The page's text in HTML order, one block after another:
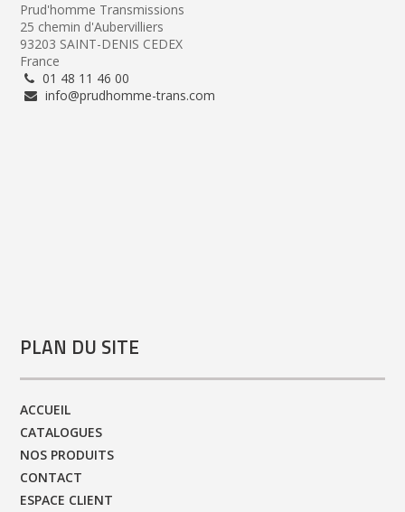
Prud'homme Transmissions
25 chemin d'Aubervilliers
93203 SAINT-DENIS CEDEX
France
01 48 11 46 00
info@prudhomme-trans.com
PLAN DU SITE
ACCUEIL
CATALOGUES
NOS PRODUITS
CONTACT
ESPACE CLIENT